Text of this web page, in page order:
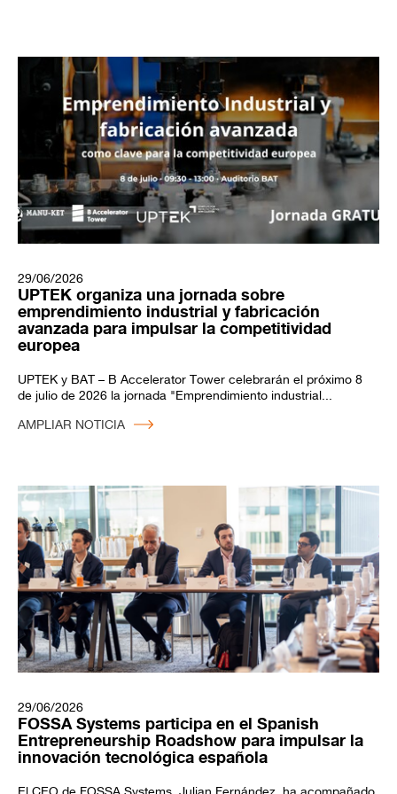
29/06/2026
UPTEK organiza una jornada sobre
emprendimiento industrial y fabricación
avanzada para impulsar la competitividad
europea
UPTEK y BAT – B Accelerator Tower celebrarán el próximo 8
de julio de 2026 la jornada "Emprendimiento industrial...
AMPLIAR NOTICIA
29/06/2026
FOSSA Systems participa en el Spanish
Entrepreneurship Roadshow para impulsar la
innovación tecnológica española